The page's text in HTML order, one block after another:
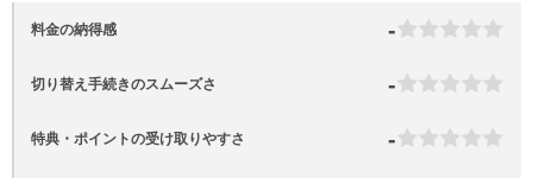
料金の納得感 -
切り替え手続きのスムーズさ -
特典・ポイントの受け取りやすさ -